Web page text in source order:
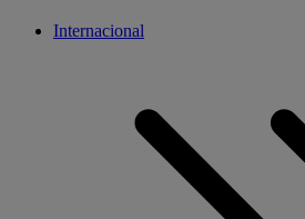
Internacional